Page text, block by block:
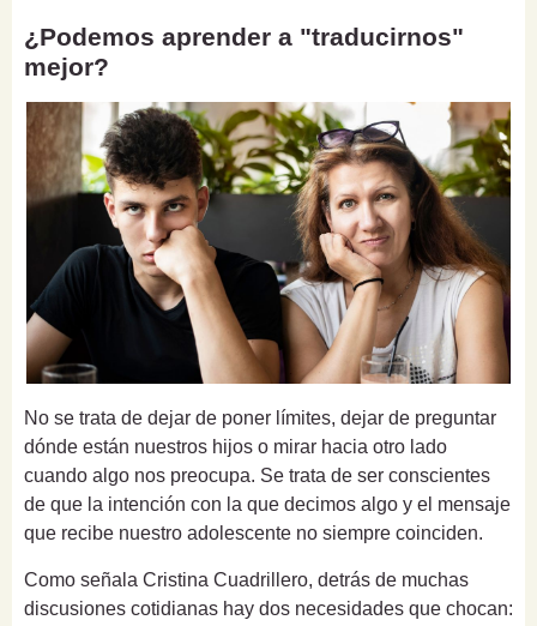
¿Podemos aprender a "traducirnos"
mejor?
No se trata de dejar de poner límites, dejar de preguntar
dónde están nuestros hijos o mirar hacia otro lado
cuando algo nos preocupa. Se trata de ser conscientes
de que la intención con la que decimos algo y el mensaje
que recibe nuestro adolescente no siempre coinciden.
Como señala Cristina Cuadrillero, detrás de muchas
discusiones cotidianas hay dos necesidades que chocan: